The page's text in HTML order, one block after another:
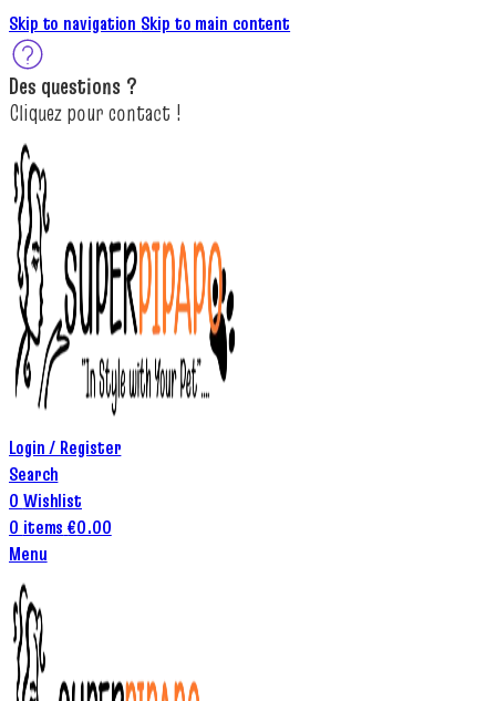
Skip to navigation Skip to main content
Des questions ?
Cliquez pourcontact !
Login / Register
Search
0 Wishlist
0 items €0.00
Menu